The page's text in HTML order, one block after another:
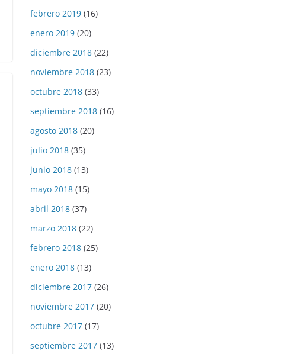
febrero 2019 (16)
enero 2019 (20)
diciembre 2018 (22)
noviembre 2018 (23)
octubre 2018 (33)
septiembre 2018 (16)
agosto 2018 (20)
julio 2018 (35)
junio 2018 (13)
mayo 2018 (15)
abril 2018 (37)
marzo 2018 (22)
febrero 2018 (25)
enero 2018 (13)
diciembre 2017 (26)
noviembre 2017 (20)
octubre 2017 (17)
septiembre 2017 (13)